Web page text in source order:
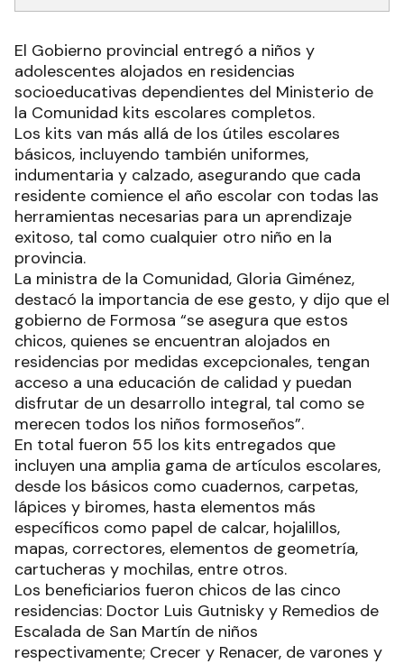
El Gobierno provincial entregó a niños y
adolescentes alojados en residencias
socioeducativas dependientes del Ministerio de
la Comunidad kits escolares completos.
Los kits van más allá de los útiles escolares
básicos, incluyendo también uniformes,
indumentaria y calzado, asegurando que cada
residente comience el año escolar con todas las
herramientas necesarias para un aprendizaje
exitoso, tal como cualquier otro niño en la
provincia.
La ministra de la Comunidad, Gloria Giménez,
destacó la importancia de ese gesto, y dijo que el
gobierno de Formosa “se asegura que estos
chicos, quienes se encuentran alojados en
residencias por medidas excepcionales, tengan
acceso a una educación de calidad y puedan
disfrutar de un desarrollo integral, tal como se
merecen todos los niños formoseños”.
En total fueron 55 los kits entregados que
incluyen una amplia gama de artículos escolares,
desde los básicos como cuadernos, carpetas,
lápices y biromes, hasta elementos más
específicos como papel de calcar, hojalillos,
mapas, correctores, elementos de geometría,
cartucheras y mochilas, entre otros.
Los beneficiarios fueron chicos de las cinco
residencias: Doctor Luis Gutnisky y Remedios de
Escalada de San Martín de niños
respectivamente; Crecer y Renacer, de varones y